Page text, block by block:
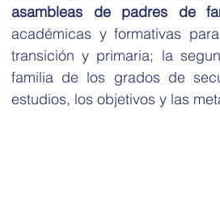
asambleas de padres de
académicas y formativas
transición y primaria; la
familia de los grados de
estudios, los objetivos y las